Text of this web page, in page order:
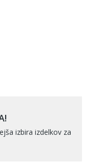
izbira izdelkov za